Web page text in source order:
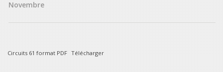
Novembre
Circuits 61 format PDF Télécharger